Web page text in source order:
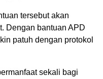
tersebut akan
Dengan bantuan APD
patuh dengan protokol
sekali bagi